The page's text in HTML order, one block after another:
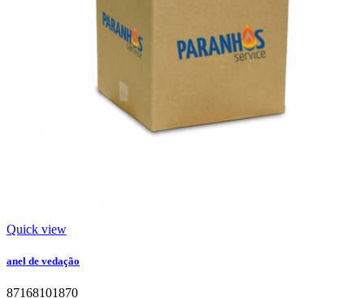
Quick view
anel de vedação
87168101870